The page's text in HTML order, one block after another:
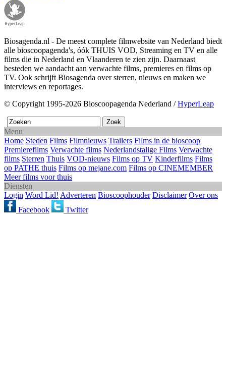
Biosagenda.nl - De meest complete filmwebsite van Nederland biedt
alle bioscoopagenda's, óók THUIS VOD, Streaming en TV en alle
films die in Nederland en Vlaanderen te zien zijn. Daarnaast
besteden we aandacht aan verwachte films, premieres en films op
TV. Ook schrijft Biosagenda over sterren, nieuws en maken we
interviews en reportages.
© Copyright 1995-2026 Bioscoopagenda Nederland /HyperLeap
Menu
Home Steden Films Filmnieuws Trailers Films in de bioscoop
Premierefilms Verwachte films Nederlandstalige Films Verwachte
films Sterren Thuis VOD-nieuws Films op TV Kinderfilms Films
op PATHE thuis Films op mejane.com Films op CINEMEMBER
Meer films voor thuis
Diensten
Login Word Lid! Adverteren Bioscoophouder Disclaimer Over ons
Facebook
Twitter